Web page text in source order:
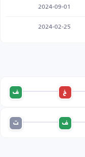
2024-09-01
2024-02-25
خ ف
ف ت